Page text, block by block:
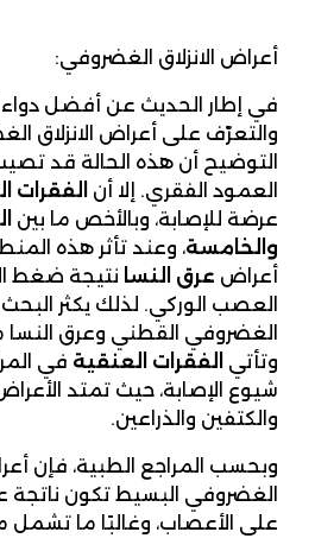
أعراض الانزلاق الغضروفي:
في إطار الحديث عن أفضل دواء
والتعرّف على أعراض الانزلاق
التوضيح أن هذه الحالة قد
العمود الفقري. إلا أن
الفقرات
عرضة للإصابة، وبالأخص ما بين
والخامسة، وعند تأثر هذه
أعراض عرق النسا نتيجة ضغط
العصب الوركي. لذلك يكثر البحث
الغضروفي القطني وعرق النسا
وتأتي
الفقرات العنقية في
شيوع الإصابة، حيث تمتد
والكتفين والذراعين.
وبحسب المراجع الطبية، فإن
الغضروفي البسيط تكون
على الأعصاب، وغالبًا ما تشمل